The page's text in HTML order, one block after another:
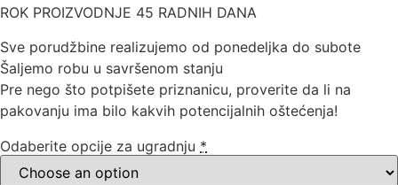
ROK PROIZVODNJE 45 RADNIH DANA
Sve porudžbine realizujemo od ponedeljka do subote
Šaljemo robu u savršenom stanju
Pre nego što potpišete priznanicu, proverite da li na
pakovanju ima bilo kakvih potencijalnih oštećenja!
Odaberite opcije za ugradnju *